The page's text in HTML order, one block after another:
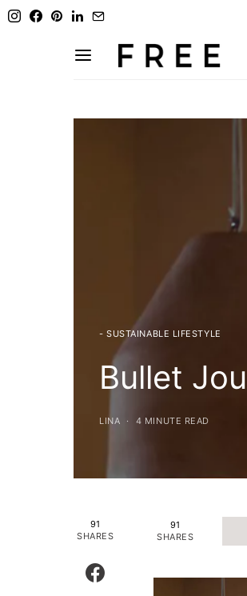
- SUSTAINABLE LIFESTYLE
Bullet
LINA 4 MINUTE READ
91
SHARES
91
SHARES